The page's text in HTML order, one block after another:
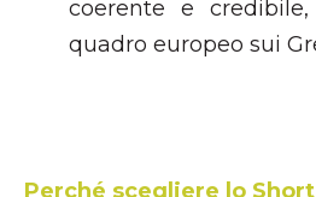
coerente e
quadro europeo sui
Perché scegliere lo